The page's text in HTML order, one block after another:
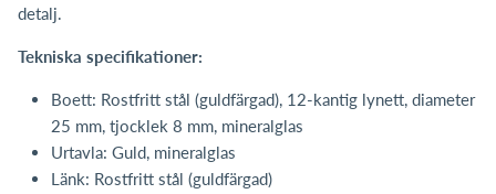
detalj.
Tekniska specifikationer:
Boett: Rostfritt stål (guldfärgad), 12-kantig lynett, diameter
25 mm, tjocklek 8 mm, mineralglas
Urtavla: Guld, mineralglas
Länk: Rostfritt stål (guldfärgad)